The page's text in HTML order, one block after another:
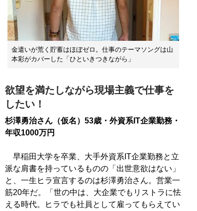
金遣いが荒く貯蓄はほぼゼロ。仕事のテーマソングは山
本彩がカバーした「ひといきつきながら」
欲望を満たしながら現場主義で仕事を
したい！
杉澤勇治さん（仮名）53歳・外資系IT企業勤務・
年収1000万円
早稲田大学を卒業、大手外資系IT企業勤務と立
派な肩書を持っているものの「出世意欲はない」
と、一生ヒラ宣言するのは杉澤勇治さん。営業一
筋20年だ。「世の中は、大企業でもリストラに怯
える時代。ヒラでも社員として雇ってもらえてい